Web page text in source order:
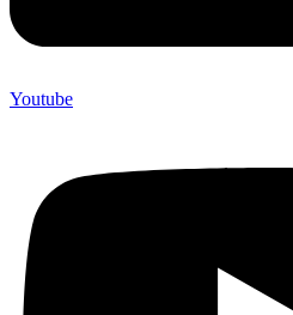
Youtube